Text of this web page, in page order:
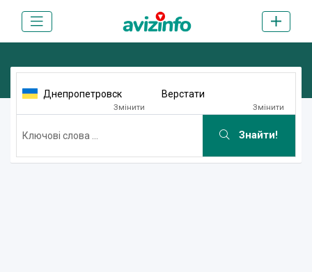
Днепропетровск
Змінити
Верстати
Змінити
Знайти!